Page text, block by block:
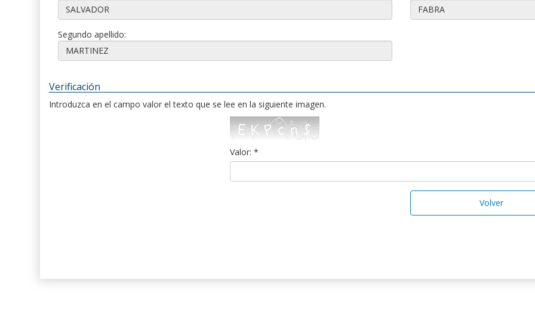
Segundo apellido:
Verificación
Introduzca en el campo valor el texto que se lee en la siguiente imagen.
Valor: *
Volver